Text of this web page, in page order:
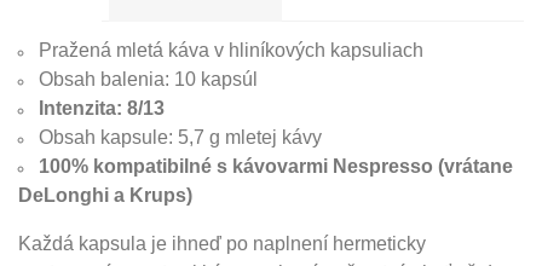
Pražená mletá káva v hliníkových kapsuliach
Obsah balenia: 10 kapsúl
Intenzita: 8/13
Obsah kapsule: 5,7 g mletej kávy
100% kompatibilné s kávovarmi Nespresso (vrátane
DeLonghi a Krups)
Každá kapsula je ihneď po naplnení hermeticky